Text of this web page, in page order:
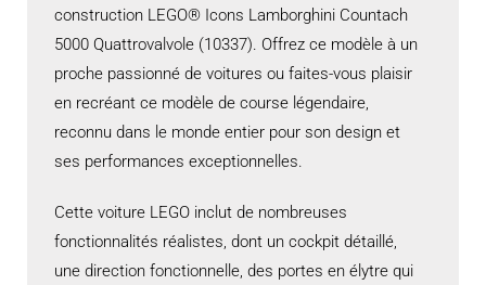
construction LEGO® Icons Lamborghini Countach
5000 Quattrovalvole (10337). Offrez ce modèle à un
proche passionné de voitures ou faites-vous plaisir
en recréant ce modèle de course légendaire,
reconnu dans le monde entier pour son design et
ses performances exceptionnelles.
Cette voiture LEGO inclut de nombreuses
fonctionnalités réalistes, dont un cockpit détaillé,
une direction fonctionnelle, des portes en élytre qui